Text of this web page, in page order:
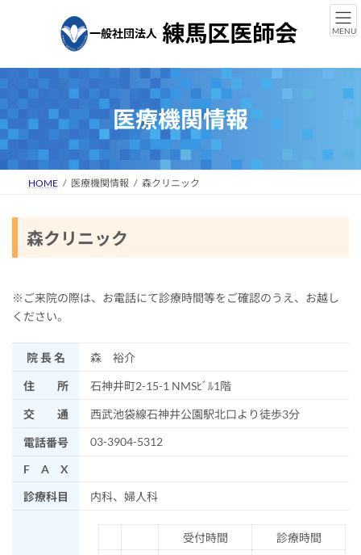
ツ
キ
ッ
プ
シ
に
移
動
医療機関情報
HOME 医療機関情報 森クリニック
森クリニック
※ご来院の際は、お電話にて診療時間等をご確認のうえ、お越し
ください。
院 長 名 森 裕介
住 所 石神井町2-15-1 NMSﾋﾞﾙ1階
交 通 西武池袋線石神井公園駅北口より徒歩3分
電話番号
03-3904-5312
F A X
診療科目
内科、婦人科
受付時間 診療時間
MENU